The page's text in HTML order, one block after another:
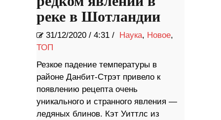
реке в Шотландии
31/12/2020 / 4:31 / Наука, Новое,
ТОП
Резкое падение температуры в
районе Данбит-Стрэт привело к
появлению рецепта очень
уникального и странного явления —
ледяных блинов. Кэт Уиттлс из